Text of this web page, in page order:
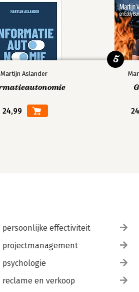
Martijn Aslander
24,99
5
persoonlijke effectiviteit
projectmanagement
psychologie
reclame en verkoop